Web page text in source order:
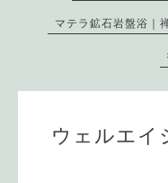
マテラ鉱石岩盤浴｜
ウェルエイ